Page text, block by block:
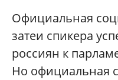
Официальная
затеи спикера
россиян к
Но официальная